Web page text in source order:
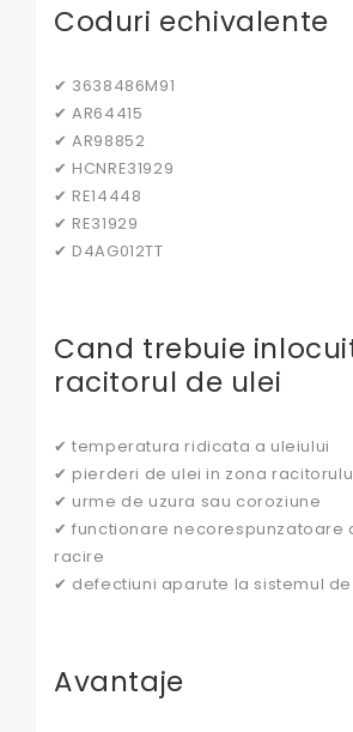
Coduri echivalente
✔ 3638486M91
✔ AR64415
✔ AR98852
✔ HCNRE31929
✔ RE14448
✔ RE31929
✔ D4AG012TT
Cand trebuie
racitorul de ulei
✔ temperatura ridicata a uleiului
✔ pierderi de ulei in zona
✔ urme de uzura sau coroziune
✔ functionare necorespunzatoare
racire
✔ defectiuni aparute la sistemul
Avantaje